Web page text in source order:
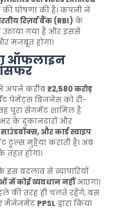
घोषणा की है। कंपनी ने
रिज़र्व बैंक (RBI) के
उठाया गया है और इससे
मजबूत होगा।
ऑफलाइन
अपने करीब₹2,580 करोड़
पेमेंट्स बिजनेस को री-
पूरा सेगमेंट शामिल है
के दुकानदारों और
और कार्ड स्वाइप
टूल्स मुहैया कराती है। अब
तहत होगा।
बदलाव से व्यापारियों
में कोई व्यवधान नहींआएगा।
की तरह ही चलते रहेंगे, बस
मैनेजमेंट PPSL द्वारा किया